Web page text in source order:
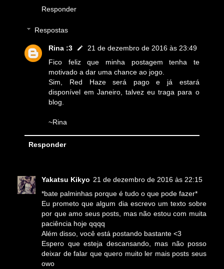
Responder
Respostas
Rina :3
21 de dezembro de 2016 às 23:49
Fico feliz que minha postagem tenha te
motivado a dar uma chance ao jogo.
Sim, Red Haze será pago e já estará
disponível em Janeiro, talvez eu traga para o
blog.
~Rina
Responder
Yakatsu Kikyo 21 de dezembro de 2016 às 22:15
*bate palminhas porque é tudo o que pode fazer*
Eu prometo que algum dia escrevo um texto sobre
por que amo seus posts, mas não estou com muita
paciência hoje qqqq
Além disso, você está postando bastante <3
Espero que esteja descansando, mas não posso
deixar de falar que quero muito ler mais posts seus
owo